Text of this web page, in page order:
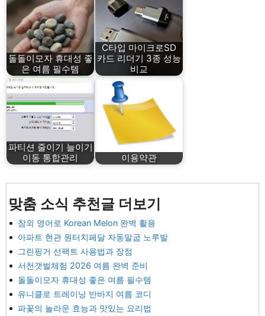
돌돌이모자 휴대성 좋
은 여름 필수템
C타입 마이크로SD
카드 리더기 3종 성능
비교
파티션 줄이기 늘이기
이동 통합관리
이용약관
맞춤 소식 추천글 더보기
참외 영어로 Korean Melon 완벽 활용
아파트 현관 원터치페달 자동말굽 노루발
그린핑거 선팩트 사용법과 장점
서천갯벌체험 2026 여름 완벽 준비
돌돌이모자 휴대성 좋은 여름 필수템
유니클로 트레이닝 반바지 여름 코디
파꽃의 놀라운 효능과 맛있는 요리법